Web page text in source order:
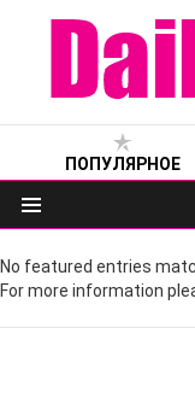
ПОПУЛЯРНОЕ
Меню
No featured entries
For more information